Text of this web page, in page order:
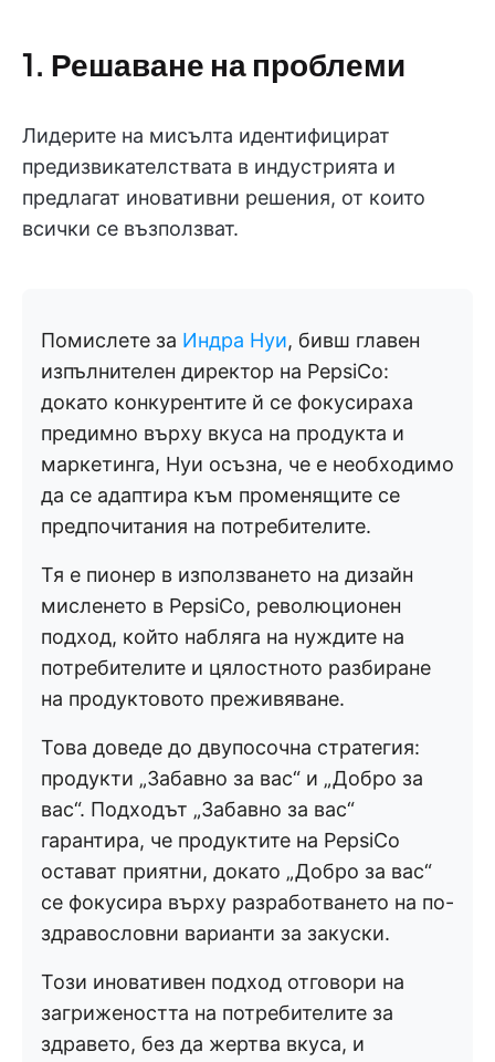
1. Решаване на проблеми
Лидерите на мисълта идентифицират
предизвикателствата в индустрията и
предлагат иновативни решения, от които
всички се възползват.
Помислете за Индра Нуи, бивш главен
изпълнителен директор на PepsiCo:
докато конкурентите й се фокусираха
предимно върху вкуса на продукта и
маркетинга, Нуи осъзна, че е необходимо
да се адаптира към променящите се
предпочитания на потребителите.
Тя е пионер в използването на дизайн
мисленето в PepsiCo, революционен
подход, който набляга на нуждите на
потребителите и цялостното разбиране
на продуктовото преживяване.
Това доведе до двупосочна стратегия:
продукти „Забавно за вас“ и „Добро за
вас“. Подходът „Забавно за вас“
гарантира, че продуктите на PepsiCo
остават приятни, докато „Добро за вас“
се фокусира върху разработването на по-
здравословни варианти за закуски.
Този иновативен подход отговори на
загрижеността на потребителите за
здравето, без да жертва вкуса, и